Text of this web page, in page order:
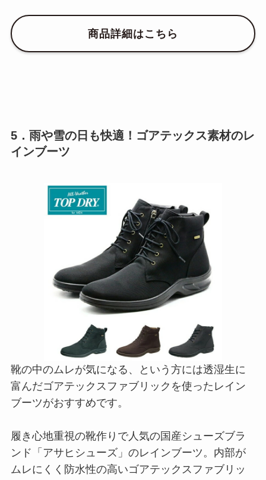
商品詳細はこちら
5．雨や雪の日も快適！ゴアテックス素材のレ
インブーツ
靴の中のムレが気になる、という方には透湿生に
富んだゴアテックスファブリックを使ったレイン
ブーツがおすすめです。
履き心地重視の靴作りで人気の国産シューズブラ
ンド「アサヒシューズ」のレインブーツ。内部が
ムレにくく防水性の高いゴアテックスファブリッ